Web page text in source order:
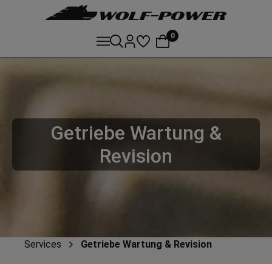
0
Getriebe Wartung &
Revision
Services Getriebe Wartung & Revision